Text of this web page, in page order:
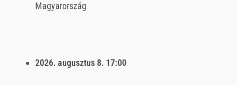
Magyarország
2026. augusztus 8. 17:00